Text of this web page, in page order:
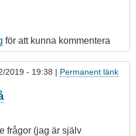
för att kunna kommentera
2019 - 19:38 | Permanent länk
frågor (jag är själv